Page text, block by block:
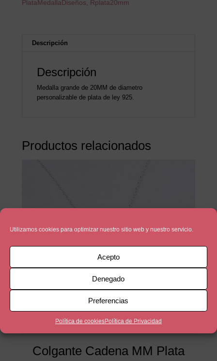
Utilizamos cookies para optimizar nuestro sitio web y nuestro servicio.
Acepto
Denegado
Preferencias
Política de cookiesPolítica de Privacidad
PlataMedallaDiseños, Rplata20mm
Descripción
Descripción
Medalla grande de 20MM de diametro
personalizable de plata de ley 925.
Productos relacionados
Colgante Cadena MM Plata